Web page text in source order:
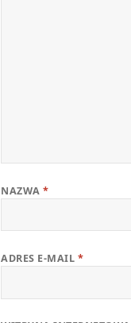
NAZWA*
ADRES E-MAIL *